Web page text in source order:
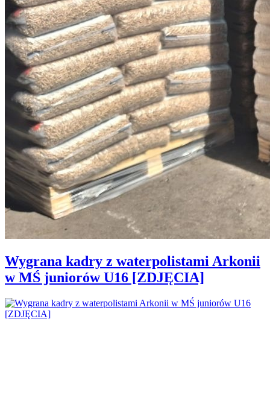
Wygrana kadry z waterpolistami Arkonii
w MŚ juniorów U16 [ZDJĘCIA]